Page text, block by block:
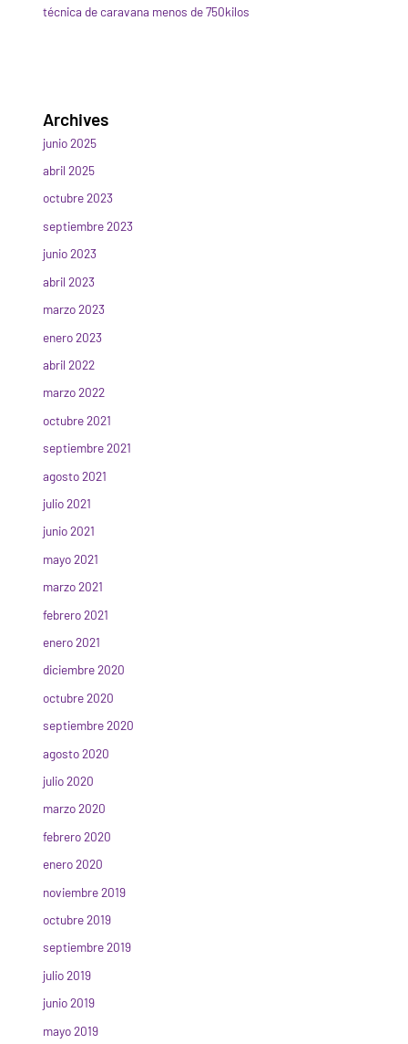
técnica de caravana menos de 750kilos
Archives
junio 2025
abril 2025
octubre 2023
septiembre 2023
junio 2023
abril 2023
marzo 2023
enero 2023
abril 2022
marzo 2022
octubre 2021
septiembre 2021
agosto 2021
julio 2021
junio 2021
mayo 2021
marzo 2021
febrero 2021
enero 2021
diciembre 2020
octubre 2020
septiembre 2020
agosto 2020
julio 2020
marzo 2020
febrero 2020
enero 2020
noviembre 2019
octubre 2019
septiembre 2019
julio 2019
junio 2019
mayo 2019